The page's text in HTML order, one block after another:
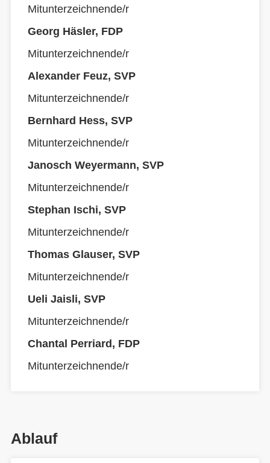
Mitunterzeichnende/r
Georg Häsler, FDP
Mitunterzeichnende/r
Alexander Feuz, SVP
Mitunterzeichnende/r
Bernhard Hess, SVP
Mitunterzeichnende/r
Janosch Weyermann, SVP
Mitunterzeichnende/r
Stephan Ischi, SVP
Mitunterzeichnende/r
Thomas Glauser, SVP
Mitunterzeichnende/r
Ueli Jaisli, SVP
Mitunterzeichnende/r
Chantal Perriard, FDP
Mitunterzeichnende/r
Ablauf